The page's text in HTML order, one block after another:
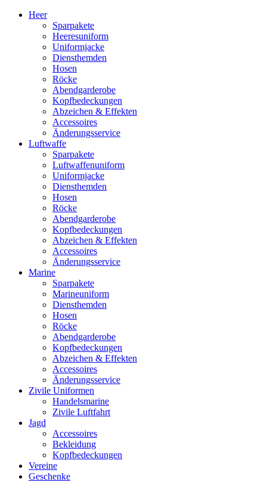
Heer
Sparpakete
Heeresuniform
Uniformjacke
Diensthemden
Hosen
Röcke
Abendgarderobe
Kopfbedeckungen
Abzeichen & Effekten
Accessoires
Änderungsservice
Luftwaffe
Sparpakete
Luftwaffenuniform
Uniformjacke
Diensthemden
Hosen
Röcke
Abendgarderobe
Kopfbedeckungen
Abzeichen & Effekten
Accessoires
Änderungsservice
Marine
Sparpakete
Marineuniform
Diensthemden
Hosen
Röcke
Abendgarderobe
Kopfbedeckungen
Abzeichen & Effekten
Accessoires
Änderungsservice
Zivile Uniformen
Handelsmarine
Zivile Luftfahrt
Jagd
Accessoires
Bekleidung
Kopfbedeckungen
Vereine
Geschenke